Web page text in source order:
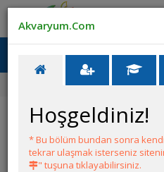
Ana Menü
Aydınlatma Işık
Işık Seçimi
YANIT YAZ
Akvaryum.Com
Hoşgeldiniz!
* Bu bölüm bundan sonra
tekrar ulaşmak isterseniz
" tuşuna tıklayabilirsiniz.